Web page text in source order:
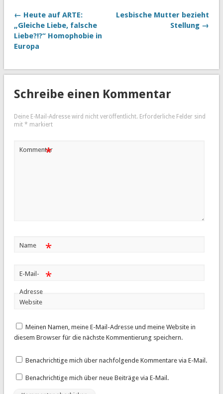
← Heute auf ARTE:
„Gleiche Liebe, falsche
Liebe?!?“ Homophobie in
Europa
Lesbische Mutter bezieht
Stellung →
Schreibe einen Kommentar
Deine E-Mail-Adresse wird nicht veröffentlicht. Erforderliche Felder sind
mit * markiert
Kommentar
*
Name *
E-Mail-
Adresse
*
Website
Meinen Namen, meine E-Mail-Adresse und meine Website in
diesem Browser für die nächste Kommentierung speichern.
Benachrichtige mich über nachfolgende Kommentare via E-Mail.
Benachrichtige mich über neue Beiträge via E-Mail.